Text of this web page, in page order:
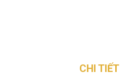
CHI TIẾT